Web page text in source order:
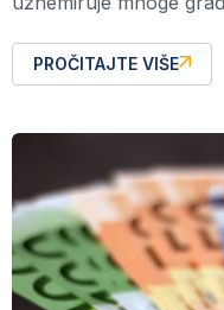
PROČITAJTE VIŠE